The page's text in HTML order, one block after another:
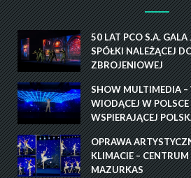
50 LAT PCO S.A.
SPÓŁKI NALEŻĄCEJ
ZBROJENIOWEJ
SHOW MULTIMEDIA –
WIODĄCEJ W
WSPIERAJĄCEJ
OPRAWA
KLIMACIE – CENTRUM
MAZURKAS